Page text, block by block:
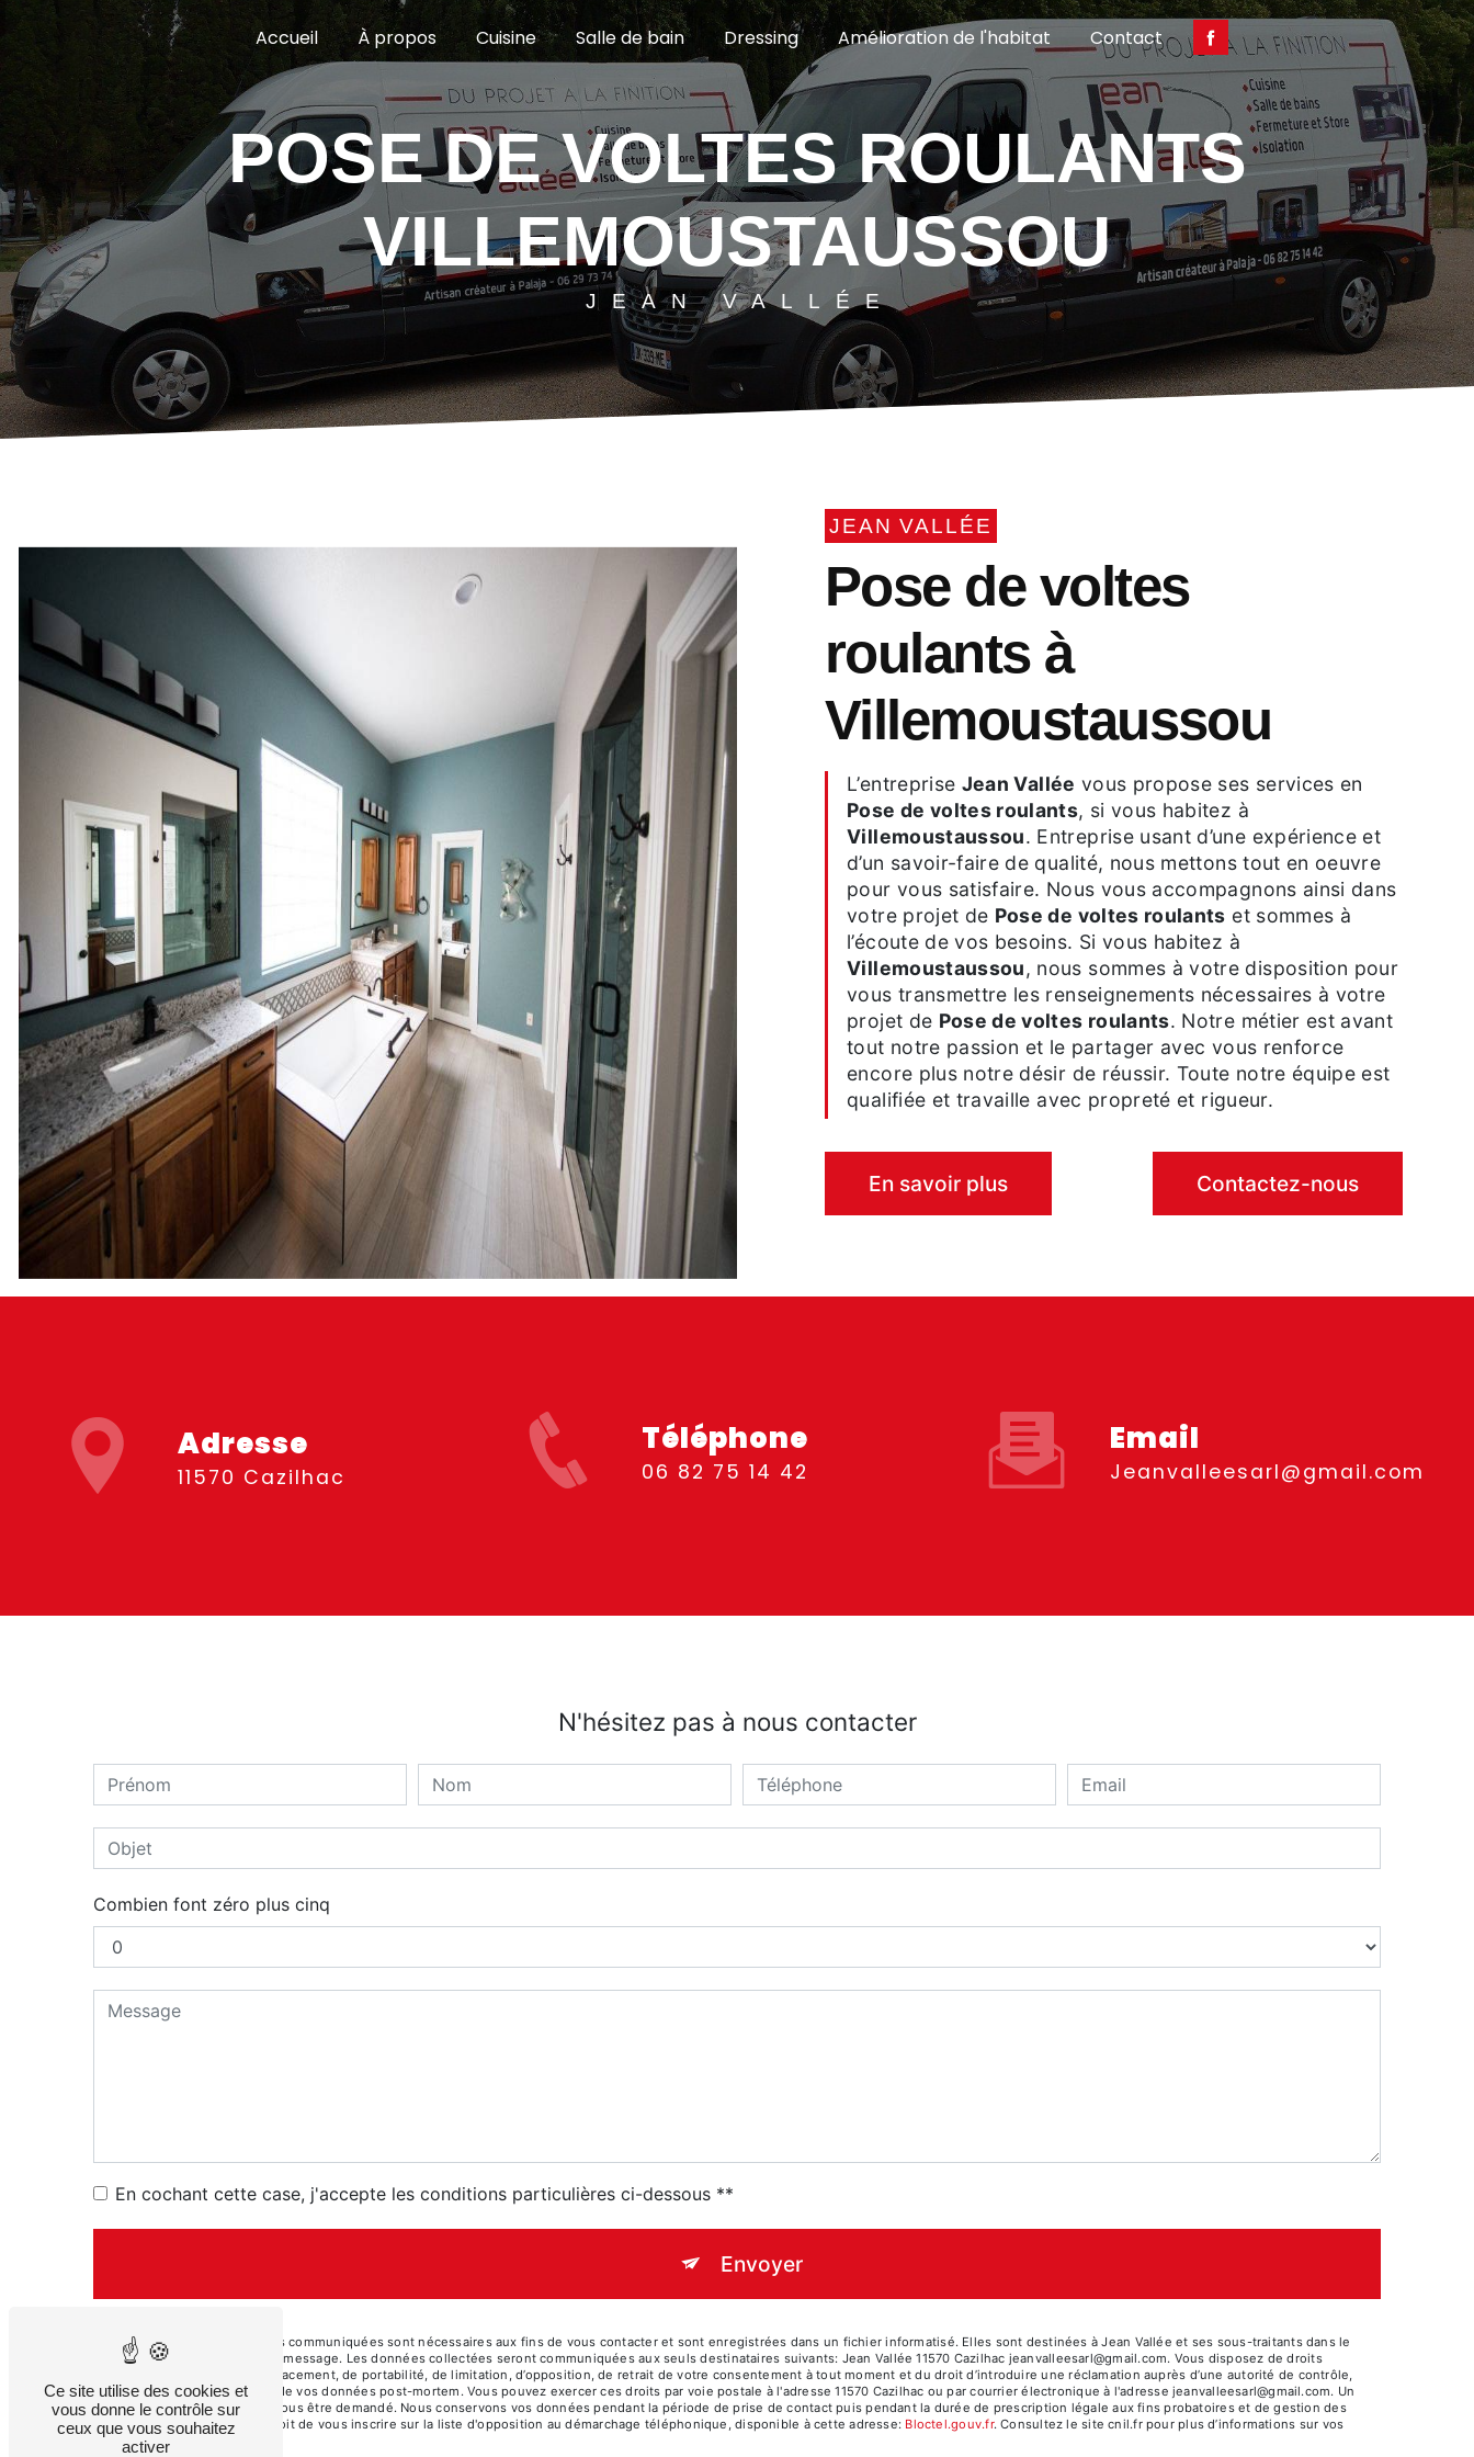
Accueil À propos Cuisine Salle de bain Dressing Amélioration de l'habitat Contact
POSE DE VOLTES ROULANTS
VILLEMOUSTAUSSOU
JEAN VALLÉE
JEAN VALLÉE
Pose de voltes
roulants à
Villemoustaussou
L’entreprise Jean Vallée vous propose ses services en
Pose de voltes roulants, si vous habitez à
Villemoustaussou. Entreprise usant d’une expérience et
d’un savoir-faire de qualité, nous mettons tout en oeuvre
pour vous satisfaire. Nous vous accompagnons ainsi dans
votre projet de Pose de voltes roulants et sommes à
l’écoute de vos besoins. Si vous habitez à
Villemoustaussou, nous sommes à votre disposition pour
vous transmettre les renseignements nécessaires à votre
projet de Pose de voltes roulants. Notre métier est avant
tout notre passion et le partager avec vous renforce
encore plus notre désir de réussir. Toute notre équipe est
qualifiée et travaille avec propreté et rigueur.
En savoir plus Contactez-nous
Adresse
11570 Cazilhac
Téléphone
06 82 75 14 42
Email
jeanvalleesarl@gmail.com
N'hésitez pas à nous contacter
Combien font zéro plus cinq
En cochant cette case, j'accepte les conditions particulières ci-dessous **
Envoyer
** Les données personnelles communiquées sont nécessaires aux fins de vous contacter et sont enregistrées dans un fichier informatisé. Elles sont destinées à Jean Vallée et ses sous-traitants dans le
seul but de répondre à votre message. Les données collectées seront communiquées aux seuls destinataires suivants: Jean Vallée 11570 Cazilhac jeanvalleesarl@gmail.com. Vous disposez de droits
d’accès, de rectification, d’effacement, de portabilité, de limitation, d’opposition, de retrait de votre consentement à tout moment et du droit d’introduire une réclamation auprès d’une autorité de contrôle,
ainsi que d’organiser le sort de vos données post-mortem. Vous pouvez exercer ces droits par voie postale à l'adresse 11570 Cazilhac ou par courrier électronique à l'adresse jeanvalleesarl@gmail.com. Un
justificatif d'identité pourra vous être demandé. Nous conservons vos données pendant la période de prise de contact puis pendant la durée de prescription légale aux fins probatoires et de gestion des
contentieux. Vous avez le droit de vous inscrire sur la liste d'opposition au démarchage téléphonique, disponible à cette adresse:
Bloctel.gouv.fr. Consultez le site cnil.fr pour plus d’informations sur vos
droits.
Panneau de gestion des cookies
Ce site utilise des cookies et
vous donne le contrôle sur
ceux que vous souhaitez
activer